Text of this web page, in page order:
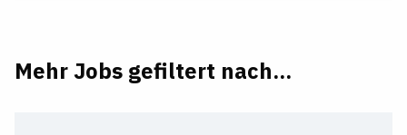
Mehr Jobs gefiltert nach...